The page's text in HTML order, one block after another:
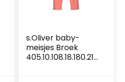
s.Oliver baby-
meisjes Broek
405.10.108.18.180.210